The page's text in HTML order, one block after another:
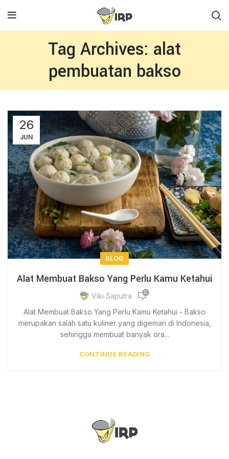
Tag Archives: alat
pembuatan bakso
26
JUN
BLOG
Alat Membuat Bakso Yang Perlu Kamu Ketahui
Viki Saputra 0
Alat Membuat Bakso Yang Perlu Kamu Ketahui - Bakso
merupakan salah satu kuliner yang digemari di Indonesia,
sehingga membuat banyak ora...
CONTINUE READING